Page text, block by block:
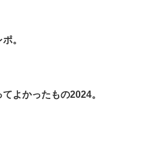
。
てよかったもの2024。